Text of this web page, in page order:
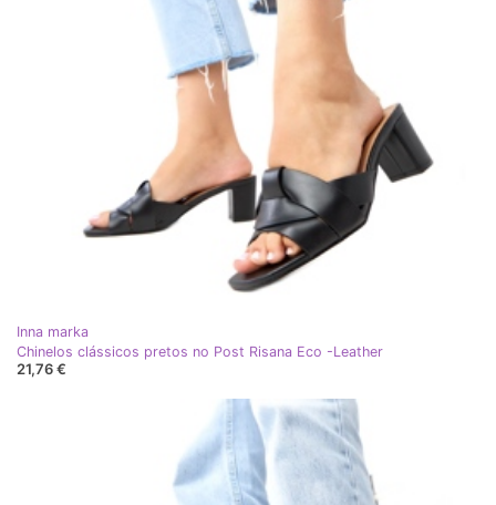
Inna marka
Chinelos clássicos pretos no Post Risana Eco -Leather
21,76 €